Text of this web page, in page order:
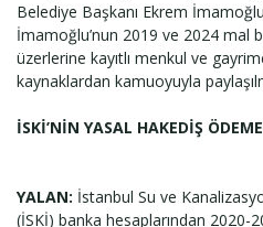
Belediye Başkanı Ekrem
İmamoğlu’nun 2019 ve 2024 mal
üzerlerine kayıtlı menkul ve
kaynaklardan kamuoyuyla
İSKİ’NİN YASAL HAKEDİŞ
YALAN: İstanbul Su ve
(İSKİ) banka hesaplarından 2020-